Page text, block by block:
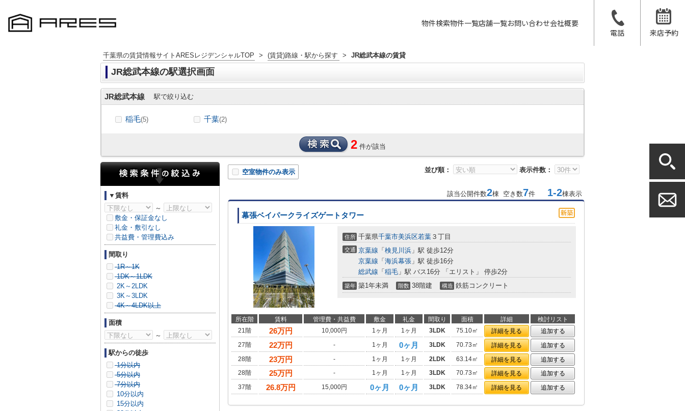
物件検索物件一覧店舗一覧お問い合わせ会社概要
電話
来店予約
千葉県の賃貸情報サイトARESレジデンシャルTOP > (賃貸)路線・駅から探す > JR総武本線の賃貸
JR総武本線の駅選択画面
JR総武本線 駅で絞り込む
稲毛(5) 千葉(2)
2 件が該当
並び順： 表示件数：
空室物件のみ表示
該当公開件数2棟 空き数7件 1-2棟表示
幕張ベイパークライズゲートタワー
住所 千葉県千葉市美浜区若葉 ３丁目
交通 京葉線 「 検見川浜 」駅 徒歩12分
京葉線 「 海浜幕張 」駅 徒歩16分
総武線 「 稲毛 」駅 バス16分 「エリスト」 停歩2分
築年 築1年未満 階数 38階建 構造 鉄筋コンクリート
所在階 賃料 管理費・共益費 敷金 礼金 間取り 面積 詳細
検討リスト
21階
26万円 10,000円 1ヶ月 1ヶ月 3LDK 75.10㎡ 詳細を見る
追加する
27階
22万円 - 1ヶ月 0ヶ月 3LDK 70.73㎡ 詳細を見る
追加する
28階
23万円 - 1ヶ月 1ヶ月 2LDK 63.14㎡ 詳細を見る
追加する
28階
25万円 - 1ヶ月 1ヶ月 3LDK 70.73㎡ 詳細を見る
追加する
37階
26.8万円 15,000円 0ヶ月 0ヶ月 3LDK 78.34㎡ 詳細を見る 追加する
▼賃料
～
敷金・保証金なし
礼金・敷引なし
共益費・管理費込み
間取り
1R～1K
1DK～1LDK
2K～2LDK
3K～3LDK
4K～4LDK以上
面積
～
駅からの徒歩
1分以内
5分以内
7分以内
10分以内
15分以内